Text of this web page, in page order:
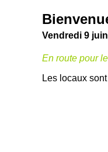
Vendredi 9
En route pour
Les locaux